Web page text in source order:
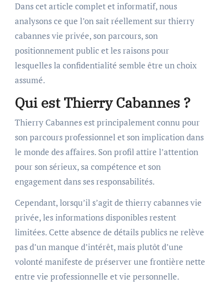
Dans cet article complet et informatif, nous
analysons ce que l’on sait réellement sur thierry
cabannes vie privée, son parcours, son
positionnement public et les raisons pour
lesquelles la confidentialité semble être un choix
assumé.
Qui est Thierry Cabannes ?
Thierry Cabannesest principalement connu pour
son parcours professionnel et son implication dans
le monde des affaires. Son profil attire l’attention
pour son sérieux, sa compétence et son
engagement dans ses responsabilités.
Cependant, lorsqu’il s’agit de thierry cabannes vie
privée, les informations disponibles restent
limitées. Cette absence de détails publics ne relève
pas d’un manque d’intérêt, mais plutôt d’une
volonté manifeste de préserver une frontière nette
entre vie professionnelle et vie personnelle.